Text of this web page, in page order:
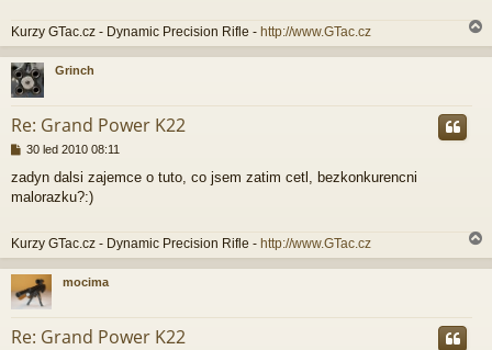
e
Kurzy GTac.cz - Dynamic Precision Rifle - http://www.GTac.cz
a
h
Grinch
Re: Grand Power K22
P
í
s
v
30 led 2010 08:11
zadyn dalsi zajemce o tuto, co jsem zatim cetl, bezkonkurencni
malorazku?:)
Kurzy GTac.cz - Dynamic Precision Rifle - http://www.GTac.cz
a
h
mocima
Re: Grand Power K22